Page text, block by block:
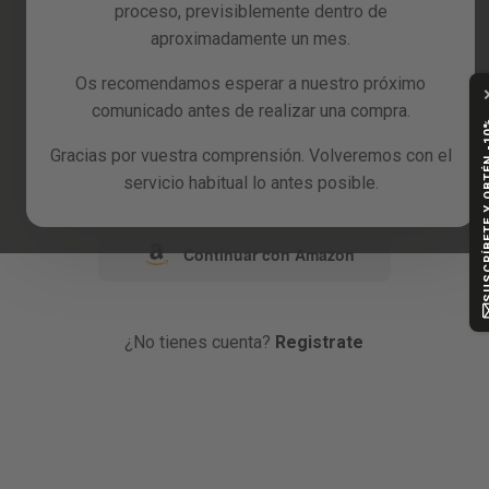
proceso, previsiblemente dentro de
aproximadamente un mes.
Os recomendamos esperar a nuestro próximo
comunicado antes de realizar una compra.
Gracias por vuestra comprensión. Volveremos con el
servicio habitual lo antes posible.
Reacondicionados
o
Continuar con Google
Continuar con Facebook
Continuar con Amazon
¿No tienes cuenta? Registrate